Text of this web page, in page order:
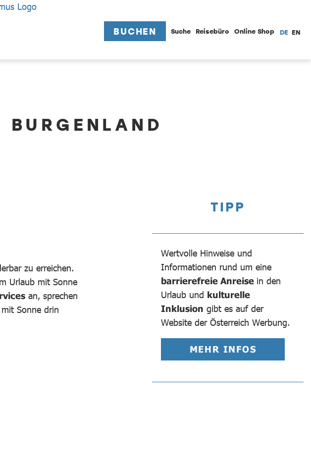
BUCHEN Suche Reisebüro Online Shop DE EN
zu erreichen.
Urlaub mit Sonne
an, sprechen
Sonne drin
TIPP
Wertvolle Hinweise und
Informationen rund um eine
barrierefreie Anreise in den
Urlaub und kulturelle
Inklusion gibt es auf der
Website der Österreich Werbung.
MEHR INFOS